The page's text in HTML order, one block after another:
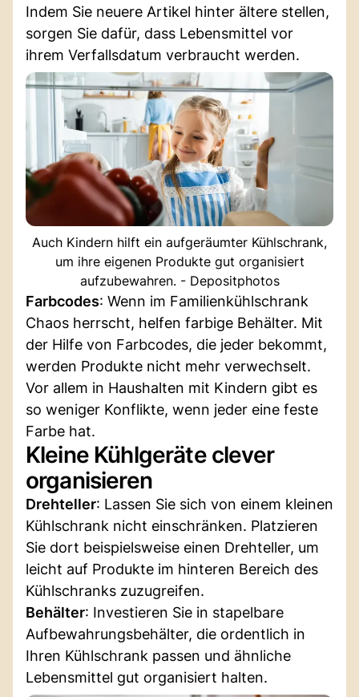
Indem Sie neuere Artikel hinter ältere stellen,
sorgen Sie dafür, dass Lebensmittel vor
ihrem Verfallsdatum verbraucht werden.
Auch Kindern hilft ein aufgeräumter Kühlschrank,
um ihre eigenen Produkte gut organisiert
aufzubewahren. - Depositphotos
Farbcodes: Wenn im Familienkühlschrank
Chaos herrscht, helfen farbige Behälter. Mit
der Hilfe von Farbcodes, die jeder bekommt,
werden Produkte nicht mehr verwechselt.
Vor allem in Haushalten mit Kindern gibt es
so weniger Konflikte, wenn jeder eine feste
Farbe hat.
Kleine Kühlgeräte clever
organisieren
Drehteller: Lassen Sie sich von einem kleinen
Kühlschrank nicht einschränken. Platzieren
Sie dort beispielsweise einen Drehteller, um
leicht auf Produkte im hinteren Bereich des
Kühlschranks zuzugreifen.
Behälter: Investieren Sie in stapelbare
Aufbewahrungsbehälter, die ordentlich in
Ihren Kühlschrank passen und ähnliche
Lebensmittel gut organisiert halten.